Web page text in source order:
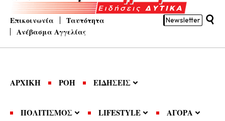
Επικοινωνία
Ταυτότητα
Ανέβασμα Αγγελίας
Newsletter
ΑΡΧΙΚΗ ΡΟΗ ΕΙΔΗΣΕΙΣ
ΠΟΛΙΤΙΣΜΟΣ LIFESTYLE ΑΓΟΡΑ